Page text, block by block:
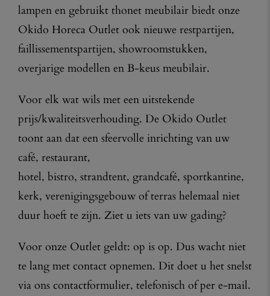
lampen en gebruikt thonet meubilair biedt onze
Okido Horeca Outlet ook nieuwe restpartijen,
faillissementspartijen, showroomstukken,
overjarige modellen en B-keus meubilair.
Voor elk wat wils met een uitstekende
prijs/kwaliteitsverhouding. De Okido Outlet
toont aan dat een sfeervolle inrichting van uw
café, restaurant,
hotel, bistro, strandtent, grandcafé, sportkantine,
kerk, verenigingsgebouw of terras helemaal niet
duur hoeft te zijn. Ziet u iets van uw gading?
Voor onze Outlet geldt: op is op. Dus wacht niet
te lang met contact opnemen. Dit doet u het snelst
via ons contactformulier, telefonisch of per e-mail.